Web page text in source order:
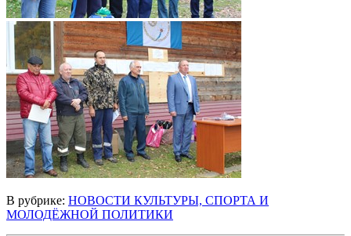
В рубрике: НОВОСТИ КУЛЬТУРЫ, СПОРТА И
МОЛОДЁЖНОЙ ПОЛИТИКИ